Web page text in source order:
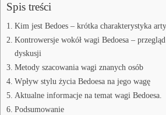
Spis treści
Kim jest Bedoes – krótka charakterystyka
Kontrowersje wokół wagi Bedoesa –
dyskusji
Metody szacowania wagi znanych osób
Wpływ stylu życia Bedoesa na jego wagę
Aktualne informacje na temat wagi Bedoesa.
Podsumowanie